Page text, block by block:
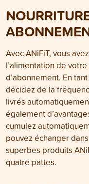
Avec ANiFiT, vous
l’alimentation de
d’abonnement. En
décidez de la
livrés
également
cumulez
pouvez échanger
superbes produits
quatre pattes.